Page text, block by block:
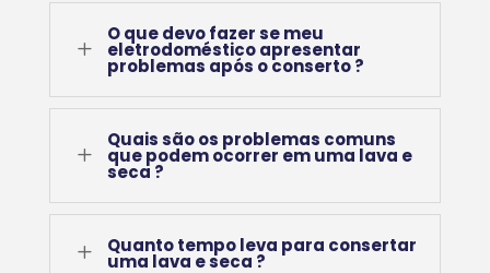
L
O que devo fazer se meu
eletrodoméstico apresentar
problemas após o conserto ?
L
Quais são os problemas comuns
que podem ocorrer em uma lava e
seca ?
L Quanto tempo leva para consertar
uma lava e seca ?